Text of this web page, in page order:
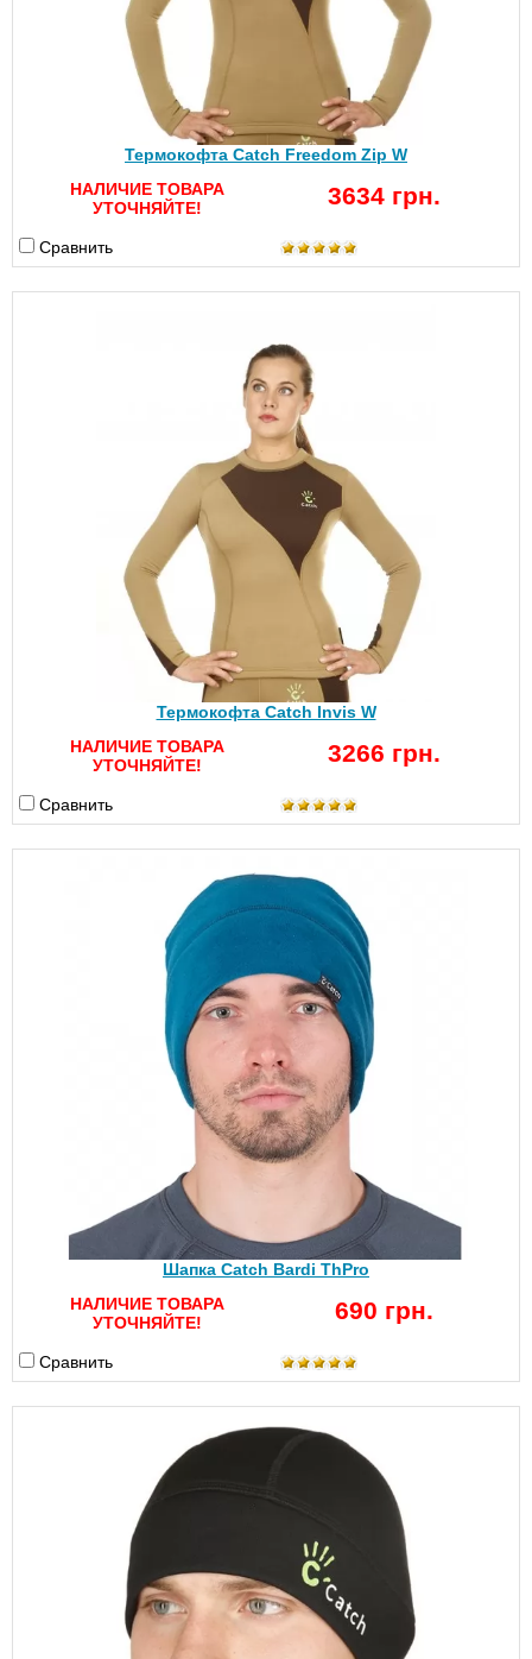
Термокофта Catch Freedom Zip W
НАЛИЧИЕ ТОВАРА
УТОЧНЯЙТЕ!
3634 грн.
Сравнить
Термокофта Catch Invis W
НАЛИЧИЕ ТОВАРА
УТОЧНЯЙТЕ!
3266 грн.
Сравнить
Шапка Catch Bardi ThPro
НАЛИЧИЕ ТОВАРА
УТОЧНЯЙТЕ!
690 грн.
Сравнить